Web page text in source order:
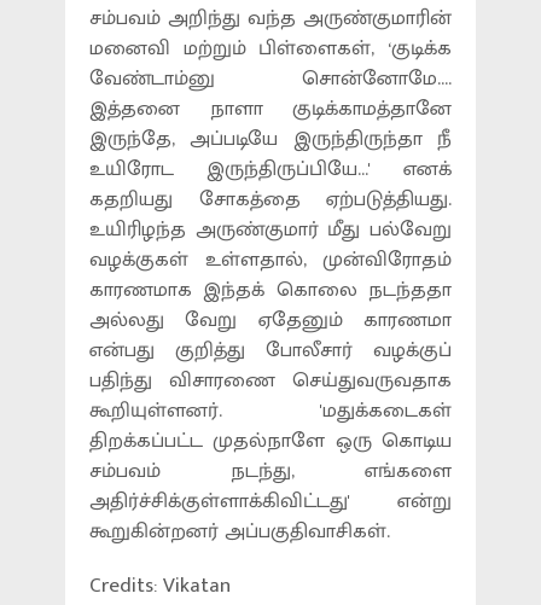
சம்பவம் அறிந்து வந்த அருண்குமாரின்
மனைவி மற்றும் பிள்ளைகள், ‘குடிக்க
வேண்டாம்னு சொன்னோமே....
இத்தனை நாளா குடிக்காமத்தானே
இருந்தே, அப்படியே இருந்திருந்தா நீ
உயிரோட இருந்திருப்பியே...' எனக்
கதறியது சோகத்தை ஏற்படுத்தியது.
உயிரிழந்த அருண்குமார் மீது பல்வேறு
வழக்குகள் உள்ளதால், முன்விரோதம்
காரணமாக இந்தக் கொலை நடந்ததா
அல்லது வேறு ஏதேனும் காரணமா
என்பது குறித்து போலீசார் வழக்குப்
பதிந்து விசாரணை செய்துவருவதாக
கூறியுள்ளனர். 'மதுக்கடைகள்
திறக்கப்பட்ட முதல்நாளே ஒரு கொடிய
சம்பவம் நடந்து, எங்களை
அதிர்ச்சிக்குள்ளாக்கிவிட்டது' என்று
கூறுகின்றனர் அப்பகுதிவாசிகள்.
Credits: Vikatan